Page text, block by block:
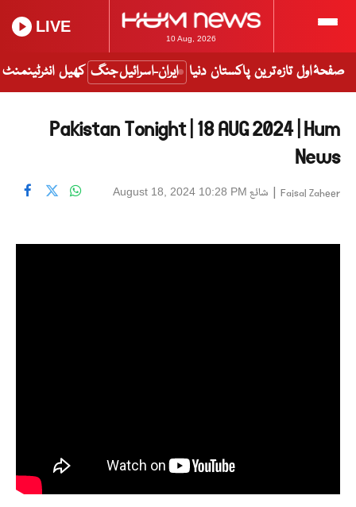
10 Aug, 2026
LIVE
صفحۂ اول تازہ ترین پاکستان دنیا ایران-اسرائیل جنگ کھیل انٹرٹینمنٹ
Pakistan Tonight | 18 AUG 2024 | Hum
News
Faisal Zaheer
| شائع August 18, 2024 10:28 PM